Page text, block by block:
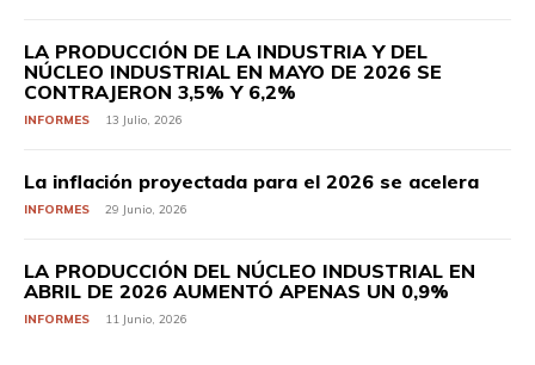
LA PRODUCCIÓN DE LA INDUSTRIA Y DEL
NÚCLEO INDUSTRIAL EN MAYO DE 2026 SE
CONTRAJERON 3,5% Y 6,2%
INFORMES 13 Julio, 2026
La inflación proyectada para el 2026 se acelera
INFORMES 29 Junio, 2026
LA PRODUCCIÓN DEL NÚCLEO INDUSTRIAL EN
ABRIL DE 2026 AUMENTÓ APENAS UN 0,9%
INFORMES 11 Junio, 2026